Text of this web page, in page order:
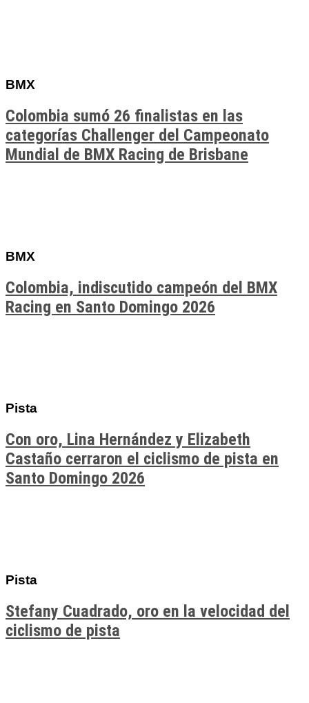
BMX
Colombia sumó 26 finalistas en las
categorías Challenger del Campeonato
Mundial de BMX Racing de Brisbane
BMX
Colombia, indiscutido campeón del BMX
Racing en Santo Domingo 2026
Pista
Con oro, Lina Hernández y Elizabeth
Castaño cerraron el ciclismo de pista en
Santo Domingo 2026
Pista
Stefany Cuadrado, oro en la velocidad del
ciclismo de pista